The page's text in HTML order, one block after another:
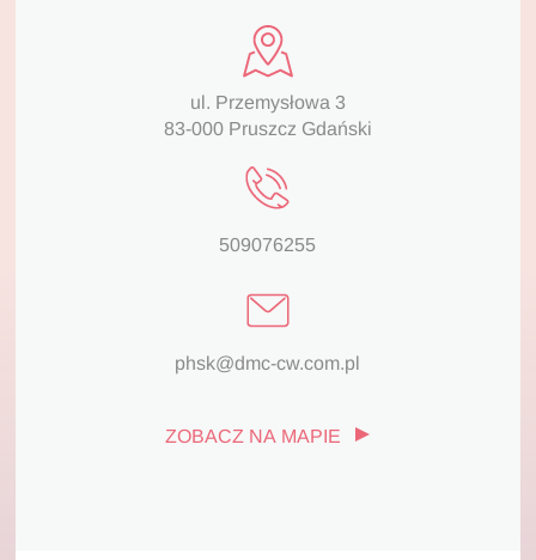
ul. Przemysłowa 3
83-000 Pruszcz Gdański
509076255
phsk@dmc-cw.com.pl
ZOBACZ NA MAPIE